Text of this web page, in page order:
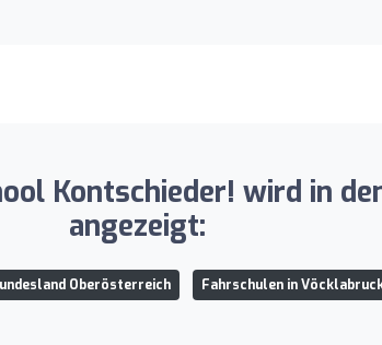
Kontschieder! wird in
angezeigt:
Oberösterreich Fahrschulen in